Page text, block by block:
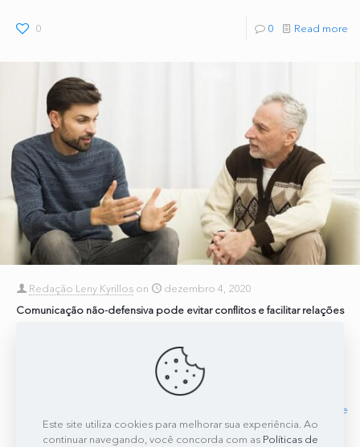
0 0 Read more
Redação Leny Kyrillos on
dezembro 4, 2020
Comunicação não-defensiva pode evitar conflitos e facilitar relações
buscar o entendimento e a compreensão, mesmo em situações em
que nos sentimos ofendidos. Uma das principais
Read more
Este site utiliza cookies para melhorar sua experiência. Ao
continuar navegando, você concorda com as Políticas de